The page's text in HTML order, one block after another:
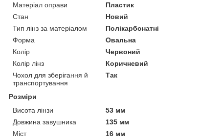
Матеріал оправи
Пластик
Стан
Новий
Тип лінз за матеріалом
Полікарбонатні
Форма
Овальна
Колір
Червоний
Колір лінз
Коричневий
Чохол для зберігання й
транспортування
Так
Розміри
Висота лінзи
53 мм
Довжина завушника
135 мм
Міст
16 мм